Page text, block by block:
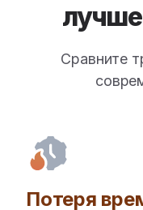
Сравните
Потеря